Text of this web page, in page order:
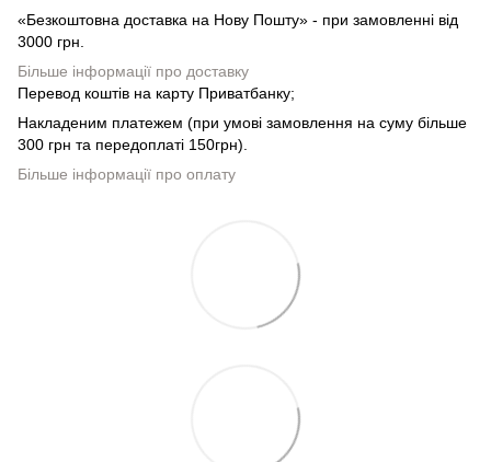
«Безкоштовна доставка на Нову Пошту» - при замовленні від
3000 грн.
Більше інформації про доставку
Перевод коштів на карту Приватбанку;
Накладеним платежем (при умові замовлення на суму більше
300 грн та передоплаті 150грн).
Більше інформації про оплату